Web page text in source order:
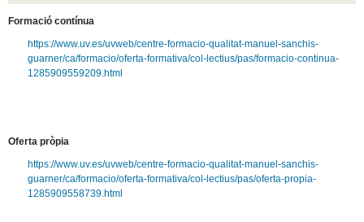
Formació contínua
https://www.uv.es/uvweb/centre-formacio-qualitat-manuel-sanchis-
guarner/ca/formacio/oferta-formativa/col-lectius/pas/formacio-continua-
1285909559209.html
Oferta pròpia
https://www.uv.es/uvweb/centre-formacio-qualitat-manuel-sanchis-
guarner/ca/formacio/oferta-formativa/col-lectius/pas/oferta-propia-
1285909558739.html